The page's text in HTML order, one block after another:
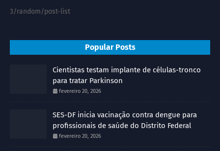
3/random/post-list
Popular Posts
Cientistas testam implante de células-tronco
para tratar Parkinson
fevereiro 20, 2026
SES-DF inicia vacinação contra dengue para
profissionais de saúde do Distrito Federal
fevereiro 20, 2026